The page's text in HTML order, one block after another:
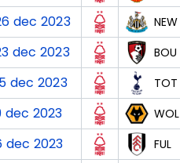
dec 2023
NEW
dec 2023
BOU
dec 2023
TOT
dec 2023
WOL
dec 2023
FUL